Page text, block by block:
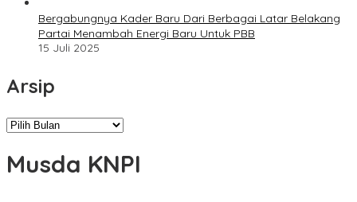
Bergabungnya Kader Baru Dari Berbagai Latar Belakang
Partai Menambah Energi Baru Untuk PBB
15 Juli 2025
Arsip
Arsip
Musda KNPI